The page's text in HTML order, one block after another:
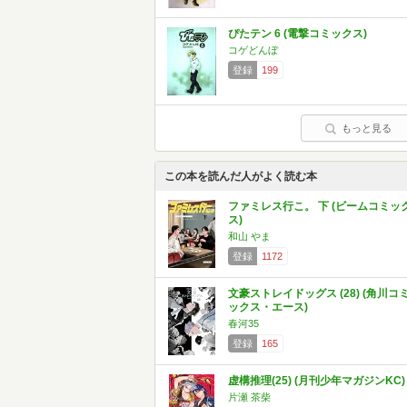
ぴたテン 6 (電撃コミックス)
コゲどんぼ
登録
199
もっと見る
この本を読んだ人がよく読む本
ファミレス行こ。 下 (ビームコミッ
ス)
和山 やま
登録
1172
文豪ストレイドッグス (28) (角川コ
ックス・エース)
春河35
登録
165
虚構推理(25) (月刊少年マガジンKC)
片瀬 茶柴